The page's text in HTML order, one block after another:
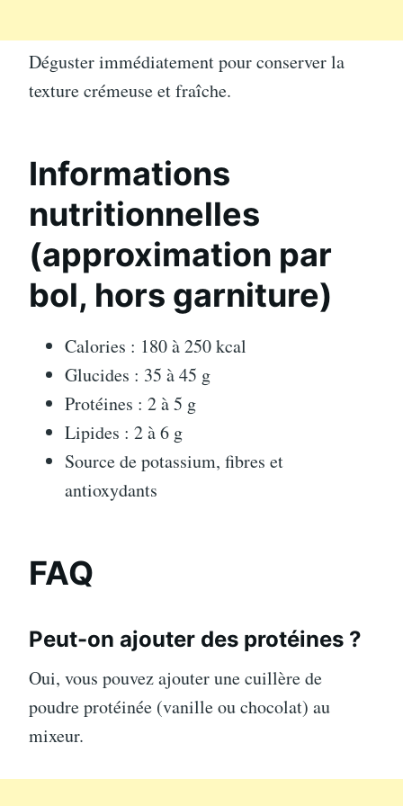
Déguster immédiatement pour conserver la
texture crémeuse et fraîche.
Informations
nutritionnelles
(approximation par
bol, hors garniture)
Calories : 180 à 250 kcal
Glucides : 35 à 45 g
Protéines : 2 à 5 g
Lipides : 2 à 6 g
Source de potassium, fibres et
antioxydants
FAQ
Peut-on ajouter des protéines ?
Oui, vous pouvez ajouter une cuillère de
poudre protéinée (vanille ou chocolat) au
mixeur.